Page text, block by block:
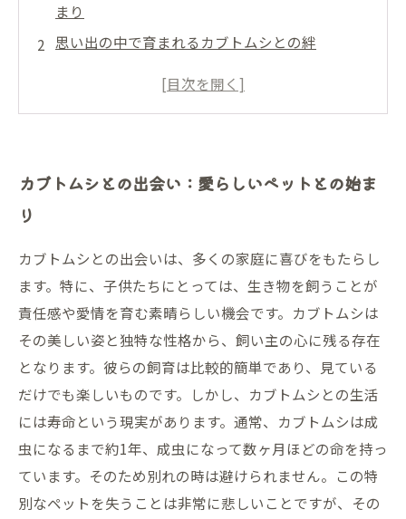
まり
思い出の中で育まれるカブトムシとの絆
別れの時が迫る：カブトムシに対する想い
別れを経て、心に残るカブトムシとの思い出
カブトムシとの出会い：愛らしいペットとの始ま
り
カブトムシとの出会いは、多くの家庭に喜びをもたらし
ます。特に、子供たちにとっては、生き物を飼うことが
責任感や愛情を育む素晴らしい機会です。カブトムシは
その美しい姿と独特な性格から、飼い主の心に残る存在
となります。彼らの飼育は比較的簡単であり、見ている
だけでも楽しいものです。しかし、カブトムシとの生活
には寿命という現実があります。通常、カブトムシは成
虫になるまで約1年、成虫になって数ヶ月ほどの命を持っ
ています。そのため別れの時は避けられません。この特
別なペットを失うことは非常に悲しいことですが、その